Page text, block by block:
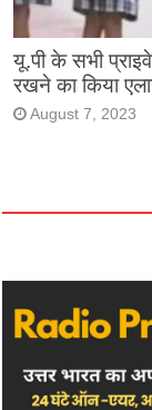
यू.पी के सभी
रखने का किया
August 7, 2023